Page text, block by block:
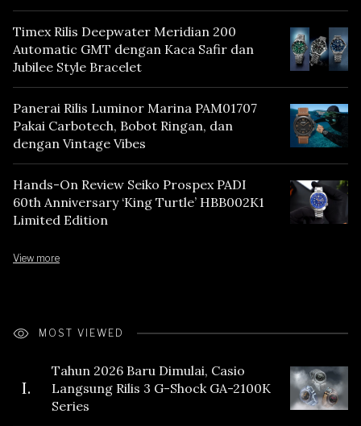
Mencerminkan Warisan Tokyo
Timex Rilis Deepwater Meridian 200
Automatic GMT dengan Kaca Safir dan
Jubilee Style Bracelet
Panerai Rilis Luminor Marina PAM01707
Pakai Carbotech, Bobot Ringan, dan
dengan Vintage Vibes
Hands-On Review Seiko Prospex PADI
60th Anniversary ‘King Turtle’ HBB002K1
Limited Edition
View more
MOST VIEWED
I.
Tahun 2026 Baru Dimulai, Casio
Langsung Rilis 3 G-Shock GA-2100K
Series